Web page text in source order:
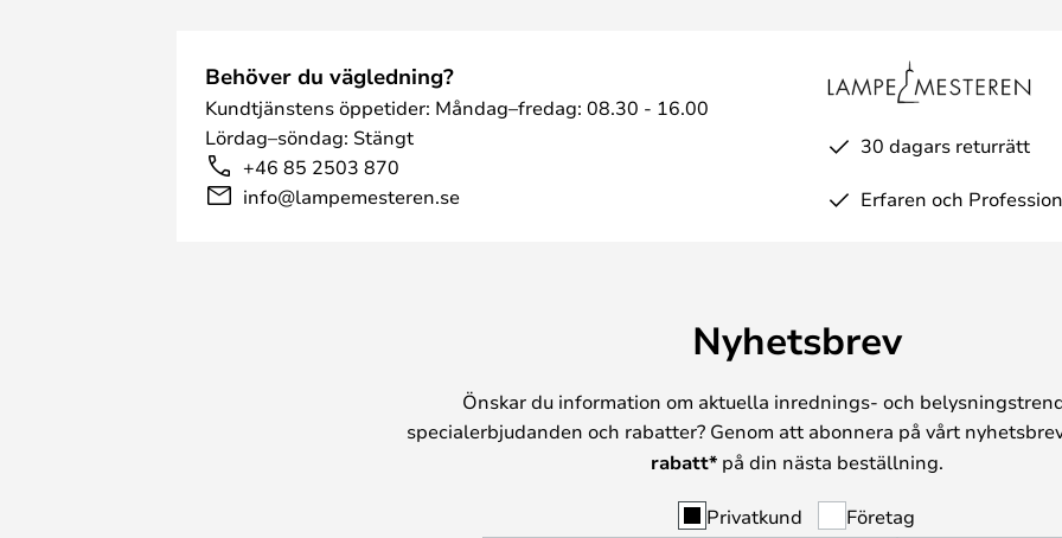
Behöver du vägledning?
Kundtjänstens öppetider: Måndag–fredag: 08.30 - 16.00
Lördag–söndag: Stängt
+46 85 2503 870
info@lampemesteren.se
30 dagars returrätt
Erfaren och
Nyhetsbrev
Önskar du information om aktuella inrednings- och
specialerbjudanden och rabatter? Genom att abonnera på vårt
rabatt*på din nästa beställning.
Privatkund Företag